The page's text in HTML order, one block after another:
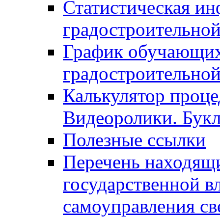
Статистическая
График
Калькулятор
Видеоролики.
Полезные ссылки
Перечень
государственной
самоуправления